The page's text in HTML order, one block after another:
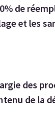
de
et les
des
de la